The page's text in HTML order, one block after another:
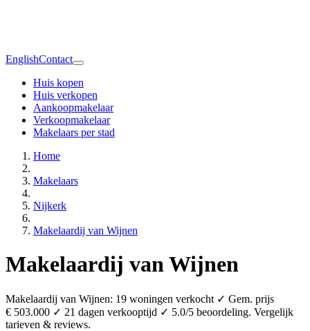
EnglishContact
Huis kopen
Huis verkopen
Aankoopmakelaar
Verkoopmakelaar
Makelaars per stad
Home
Makelaars
Nijkerk
Makelaardij van Wijnen
Makelaardij van Wijnen
Makelaardij van Wijnen: 19 woningen verkocht ✓ Gem. prijs
€ 503.000 ✓ 21 dagen verkooptijd ✓ 5.0/5 beoordeling. Vergelijk
tarieven & reviews.